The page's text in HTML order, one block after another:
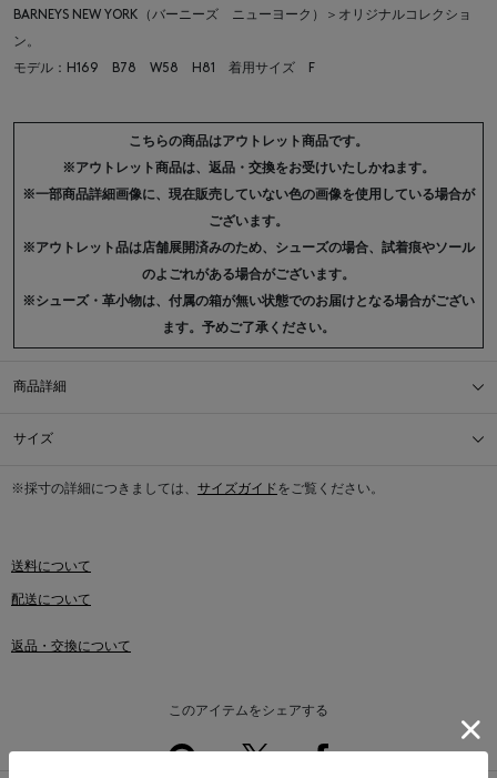
BARNEYS NEW YORK（バーニーズ ニューヨーク）＞オリジナルコレクショ
ン。
モデル：H169 B78 W58 H81 着用サイズ F
こちらの商品はアウトレット商品です。
※アウトレット商品は、返品・交換をお受けいたしかねます。
※一部商品詳細画像に、現在販売していない色の画像を使用している場合が
ございます。
※アウトレット品は店舗展開済みのため、シューズの場合、試着痕やソール
のよごれがある場合がございます。
※シューズ・革小物は、付属の箱が無い状態でのお届けとなる場合がござい
ます。予めご了承ください。
商品詳細
サイズ
※採寸の詳細につきましては、 サイズガイドをご覧ください。
送料について
配送について
返品・交換について
このアイテムをシェアする